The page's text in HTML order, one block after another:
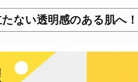
ない透明感のある肌へ！